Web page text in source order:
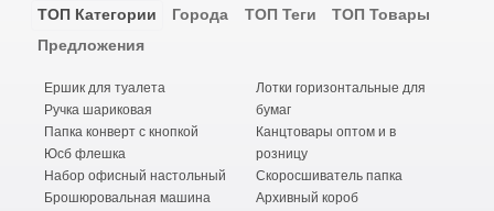
ТОП Категории Города ТОП Теги
ТОП Товары
Предложения
Ершик для туалета
Ручка шариковая
Папка конверт с кнопкой
Юсб флешка
Набор офисный настольный
Брошюровальная машина
Лотки горизонтальные для
бумаг
Канцтовары оптом и в
розницу
Скоросшиватель папка
Архивный короб